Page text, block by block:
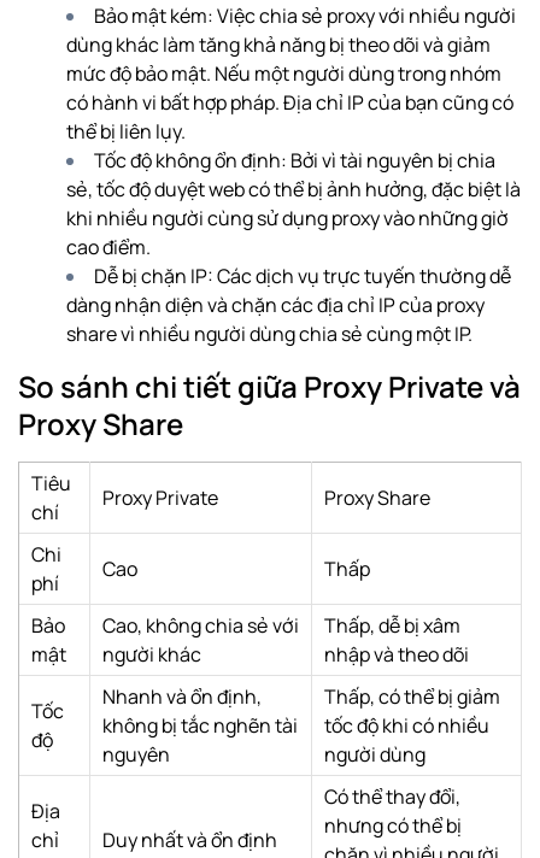
Bảo mật kém: Việc chia sẻ proxy với nhiều người
dùng khác làm tăng khả năng bị theo dõi và giảm
mức độ bảo mật. Nếu một người dùng trong nhóm
có hành vi bất hợp pháp. Địa chỉ IP của bạn cũng có
thể bị liên lụy.
Tốc độ không ổn định: Bởi vì tài nguyên bị chia
sẻ, tốc độ duyệt web có thể bị ảnh hưởng, đặc biệt là
khi nhiều người cùng sử dụng proxy vào những giờ
cao điểm.
Dễ bị chặn IP: Các dịch vụ trực tuyến thường dễ
dàng nhận diện và chặn các địa chỉ IP của proxy
share vì nhiều người dùng chia sẻ cùng một IP.
So sánh chi tiết giữa Proxy Private và
Proxy Share
Tiêu
chí
Proxy Private Proxy Share
Chi
phí
Cao Thấp
Bảo
mật
Cao, không chia sẻ với
người khác
Thấp, dễ bị xâm
nhập và theo dõi
Tốc
độ
Nhanh và ổn định,
không bị tắc nghẽn tài
nguyên
Thấp, có thể bị giảm
tốc độ khi có nhiều
người dùng
Địa
chỉ
Duy nhất và ổn định
Có thể thay đổi,
nhưng có thể bị